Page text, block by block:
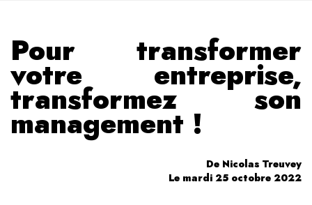
Pour transformer
votre entreprise,
transformez son
management !
De Nicolas Treuvey
Le mardi 25 octobre 2022